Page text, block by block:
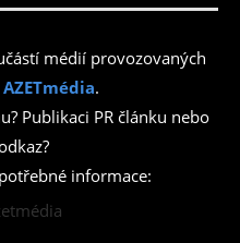
médií provozovaných
AZETmédia.
Publikaci PR článku nebo
informace: